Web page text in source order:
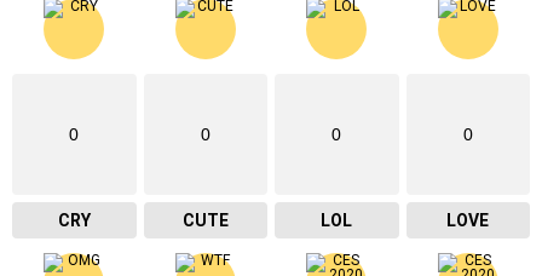
0
CRY
0
CUTE
0
LOL
0
LOVE